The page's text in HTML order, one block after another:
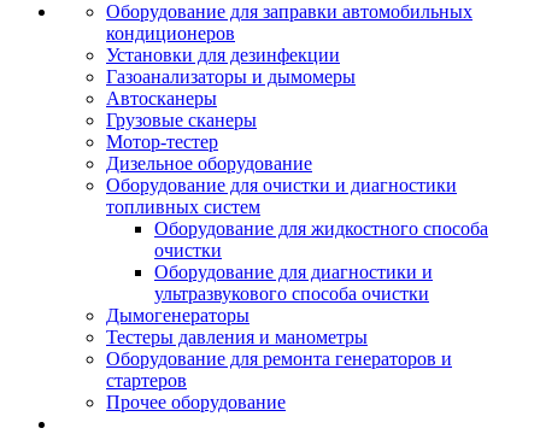
Оборудование для заправки автомобильных
кондиционеров
Установки для дезинфекции
Газоанализаторы и дымомеры
Автосканеры
Грузовые сканеры
Мотор-тестер
Дизельное оборудование
Оборудование для очистки и диагностики
топливных систем
Оборудование для жидкостного способа
очистки
Оборудование для диагностики и
ультразвукового способа очистки
Дымогенераторы
Тестеры давления и манометры
Оборудование для ремонта генераторов и
стартеров
Прочее оборудование